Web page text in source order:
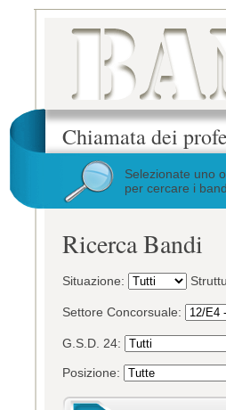
Chiamata dei
Selezionate uno
per cercare i
Ricerca Bandi
Situazione:
Settore Concorsuale:
G.S.D. 24:
Posizione: